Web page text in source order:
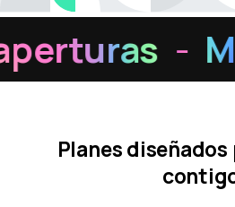
-
Planes